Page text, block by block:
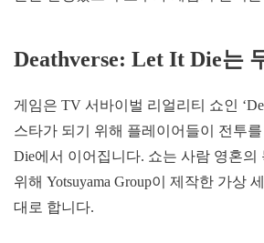
Deathverse: Let It Die는
게임은 TV 서바이벌 리얼리티 쇼인
스타가 되기 위해 플레이어들이 전투
Die에서 이어집니다. 쇼는 사람 영혼의
위해 Yotsuyama Group이 제작한 가상
대로 합니다.